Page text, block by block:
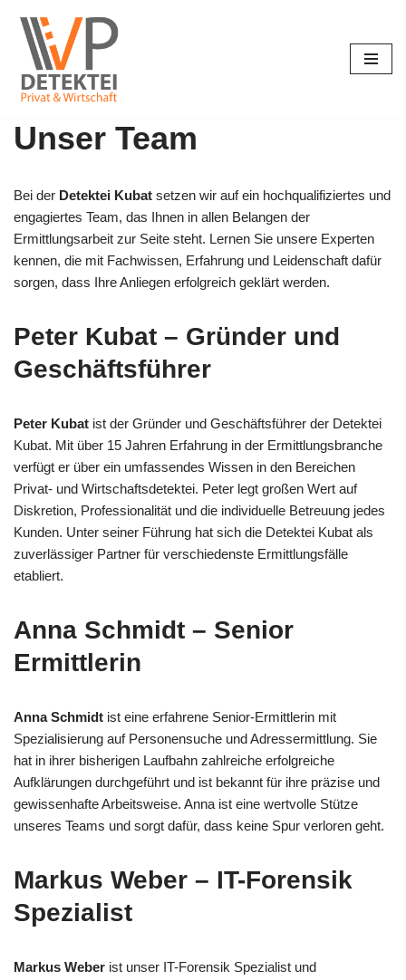
Zum
Inhalt
springen
Unser Team
Bei der Detektei Kubat setzen wir auf ein hochqualifiziertes und
engagiertes Team, das Ihnen in allen Belangen der
Ermittlungsarbeit zur Seite steht. Lernen Sie unsere Experten
kennen, die mit Fachwissen, Erfahrung und Leidenschaft dafür
sorgen, dass Ihre Anliegen erfolgreich geklärt werden.
Peter Kubat – Gründer und
Geschäftsführer
Peter Kubat ist der Gründer und Geschäftsführer der Detektei
Kubat. Mit über 15 Jahren Erfahrung in der Ermittlungsbranche
verfügt er über ein umfassendes Wissen in den Bereichen
Privat- und Wirtschaftsdetektei. Peter legt großen Wert auf
Diskretion, Professionalität und die individuelle Betreuung jedes
Kunden. Unter seiner Führung hat sich die Detektei Kubat als
zuverlässiger Partner für verschiedenste Ermittlungsfälle
etabliert.
Anna Schmidt – Senior
Ermittlerin
Anna Schmidt ist eine erfahrene Senior-Ermittlerin mit
Spezialisierung auf Personensuche und Adressermittlung. Sie
hat in ihrer bisherigen Laufbahn zahlreiche erfolgreiche
Aufklärungen durchgeführt und ist bekannt für ihre präzise und
gewissenhafte Arbeitsweise. Anna ist eine wertvolle Stütze
unseres Teams und sorgt dafür, dass keine Spur verloren geht.
Markus Weber – IT-Forensik
Spezialist
Markus Weber ist unser IT-Forensik Spezialist und